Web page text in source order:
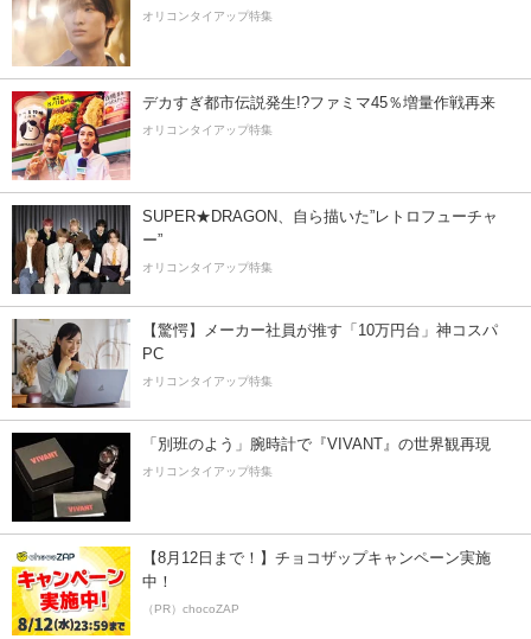
オリコンタイアップ特集
デカすぎ都市伝説発生!?ファミマ45％増量作戦再来
オリコンタイアップ特集
SUPER★DRAGON、自ら描いた”レトロフューチャ
ー”
オリコンタイアップ特集
【驚愕】メーカー社員が推す「10万円台」神コスパ
PC
オリコンタイアップ特集
「別班のよう」腕時計で『VIVANT』の世界観再現
オリコンタイアップ特集
【8月12日まで！】チョコザップキャンペーン実施
中！
（PR）chocoZAP